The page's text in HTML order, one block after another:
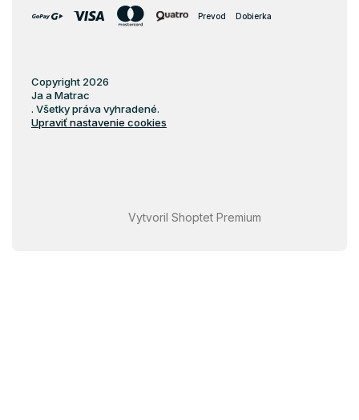
Prevod Dobierka
Vytvoril Shoptet Premium
Copyright 2026
Ja a Matrac
. Všetky práva vyhradené.
Upraviť nastavenie cookies